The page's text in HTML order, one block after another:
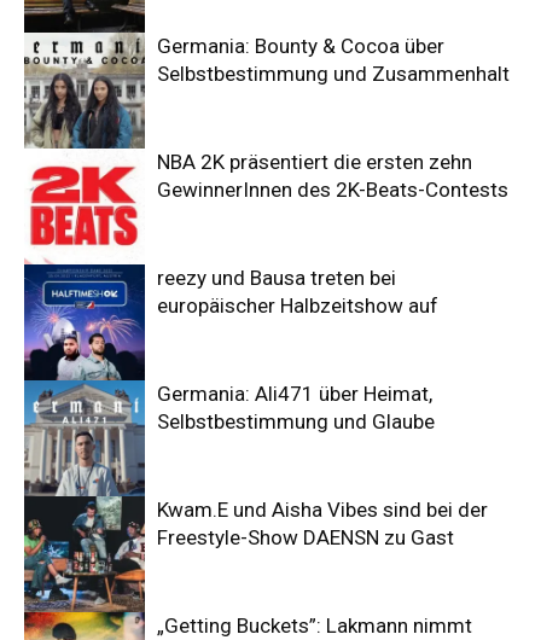
Germania: Bounty & Cocoa über
Selbstbestimmung und Zusammenhalt
NBA 2K präsentiert die ersten zehn
GewinnerInnen des 2K-Beats-Contests
reezy und Bausa treten bei
europäischer Halbzeitshow auf
Germania: Ali471 über Heimat,
Selbstbestimmung und Glaube
Kwam.E und Aisha Vibes sind bei der
Freestyle-Show DAENSN zu Gast
„Getting Buckets”: Lakmann nimmt